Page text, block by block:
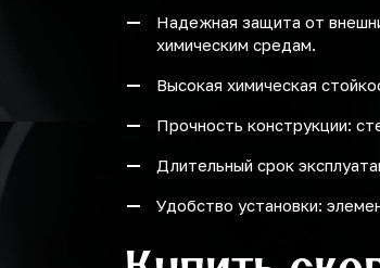
Надежная защита от
химическим средам.
Высокая химическая
Прочность конструкции:
Длительный срок
Удобство установки: